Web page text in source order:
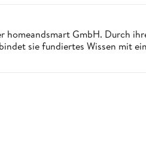
homeandsmart GmbH. Durch
sie fundiertes Wissen mit